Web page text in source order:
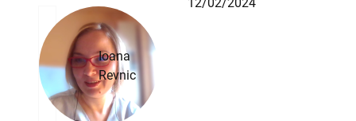
Ioana
Revnic
12/02/2024